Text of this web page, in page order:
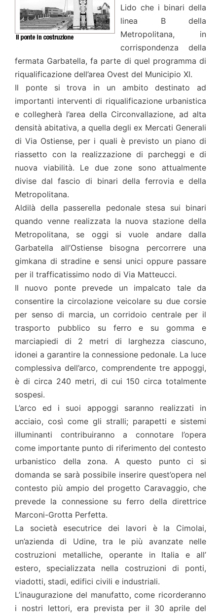
Lido che i binari della
linea B della
Metropolitana, in
corrispondenza della
fermata Garbatella, fa parte di quel programma di
riqualificazione dell’area Ovest del Municipio XI.
Il ponte si trova in un ambito destinato ad
importanti interventi di riqualificazione urbanistica
e collegherà l’area della Circonvallazione, ad alta
densità abitativa, a quella degli ex Mercati Generali
di Via Ostiense, per i quali è previsto un piano di
riassetto con la realizzazione di parcheggi e di
nuova viabilità. Le due zone sono attualmente
divise dal fascio di binari della ferrovia e della
Metropolitana.
Aldilà della passerella pedonale stesa sui binari
quando venne realizzata la nuova stazione della
Metropolitana, se oggi si vuole andare dalla
Garbatella all’Ostiense bisogna percorrere una
gimkana di stradine e sensi unici oppure passare
per il trafficatissimo nodo di Via Matteucci.
Il nuovo ponte prevede un impalcato tale da
consentire la circolazione veicolare su due corsie
per senso di marcia, un corridoio centrale per il
trasporto pubblico su ferro e su gomma e
marciapiedi di 2 metri di larghezza ciascuno,
idonei a garantire la connessione pedonale. La luce
complessiva dell’arco, comprendente tre appoggi,
è di circa 240 metri, di cui 150 circa totalmente
sospesi.
L’arco ed i suoi appoggi saranno realizzati in
acciaio, così come gli stralli; parapetti e sistemi
illuminanti contribuiranno a connotare l’opera
come importante punto di riferimento del contesto
urbanistico della zona. A questo punto ci si
domanda se sarà possibile inserire quest’opera nel
contesto più ampio del progetto Caravaggio, che
prevede la connessione su ferro della direttrice
Marconi-Grotta Perfetta.
La società esecutrice dei lavori è la Cimolai,
un’azienda di Udine, tra le più avanzate nelle
costruzioni metalliche, operante in Italia e all’
estero, specializzata nella costruzioni di ponti,
viadotti, stadi, edifici civili e industriali.
L’inaugurazione del manufatto, come ricorderanno
i nostri lettori, era prevista per il 30 aprile del